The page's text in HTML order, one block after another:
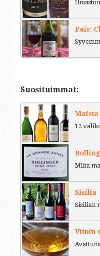
País:
Suosituimmat:
Maista
12
Miltä
Sisilian
Viinin